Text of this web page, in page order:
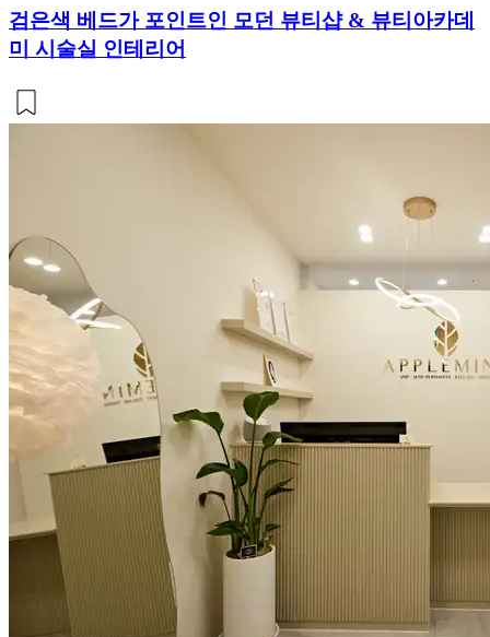
검은색 베드가 포인트인 모던 뷰티샵 & 뷰티아카데
미 시술실 인테리어